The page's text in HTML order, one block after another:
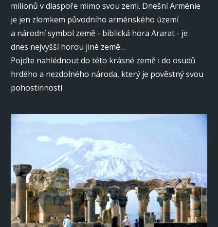
milionů v diaspoře mimo svou zemi. Dnešní Arménie
je jen zlomkem původního arménského území
a národní symbol země - biblická hora Ararat - je
dnes nejvyšší horou jiné země…
Pojďte nahlédnout do této krásné země i do osudů
hrdého a nezdolného národa, který je pověstný svou
pohostinností.